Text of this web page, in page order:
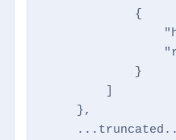
            {
            }
        ]
    },